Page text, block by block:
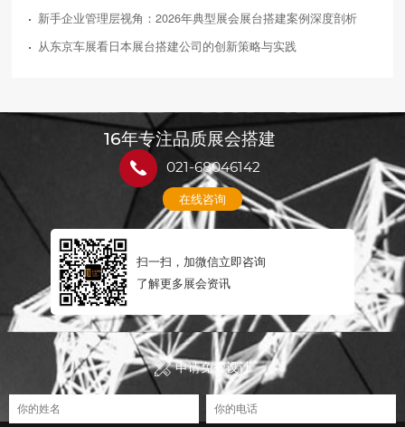
新手企业管理层视角：2026年典型展会展台搭建案例深度剖析
从东京车展看日本展台搭建公司的创新策略与实践
16年专注品质展会搭建
021-68046142
在线咨询
扫一扫，加微信立即咨询
了解更多展会资讯
申请免费设计